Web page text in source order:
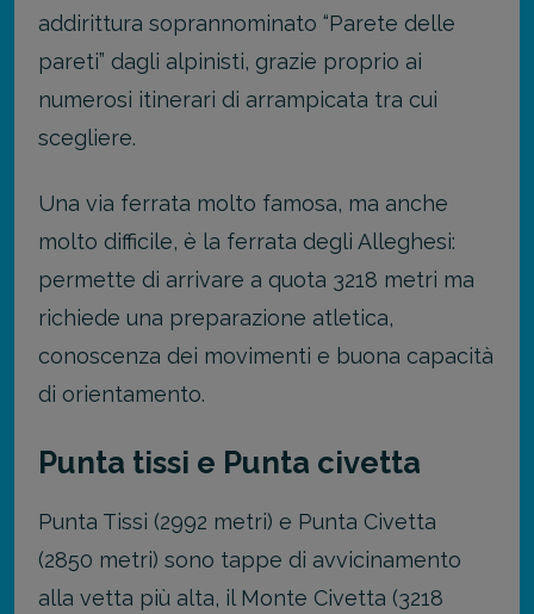
addirittura soprannominato “Parete delle
pareti” dagli alpinisti, grazie proprio ai
numerosi itinerari di arrampicata tra cui
scegliere.
Una via ferrata molto famosa, ma anche
molto difficile, è la ferrata degli Alleghesi:
permette di arrivare a quota 3218 metri ma
richiede una preparazione atletica,
conoscenza dei movimenti e buona capacità
di orientamento.
Punta tissi e Punta civetta
Punta Tissi (2992 metri) e Punta Civetta
(2850 metri) sono tappe di avvicinamento
alla vetta più alta, il Monte Civetta (3218